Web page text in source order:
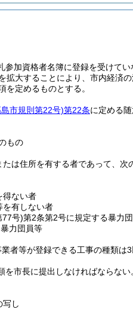
加資格者名簿に登録を受けて
拡大することにより、市内経済
を定めるものとする。
市規則第22号)第22条に定める
もの
たは住所を有する者であって、次
得ない者
を有しない者
77号)第2条第2号に規定する暴力
力団員等
者等が登録できる工事の種類は3
市長に提出しなければならない
写し